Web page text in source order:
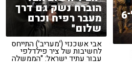
הוברח נשק גם דרך
מעבר רפיח וכרם
שלום"
אבי אשכנזי ('מעריב') התייחס
לחשיבות של ציר פילדלפי
עבור עתיד ישראל: "הממשלה
"לעזוב את הציר ל־6